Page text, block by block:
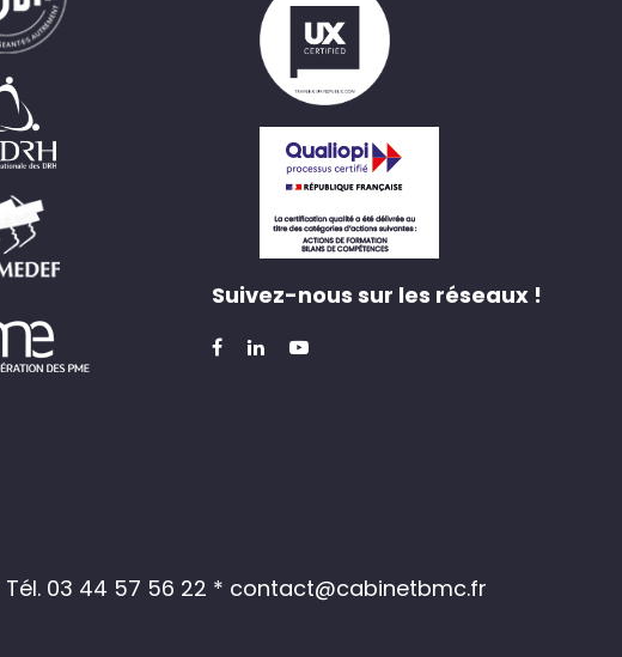
Suivez-nous sur les réseaux !
Tél. 03 44 57 56 22 * contact@cabinetbmc.fr